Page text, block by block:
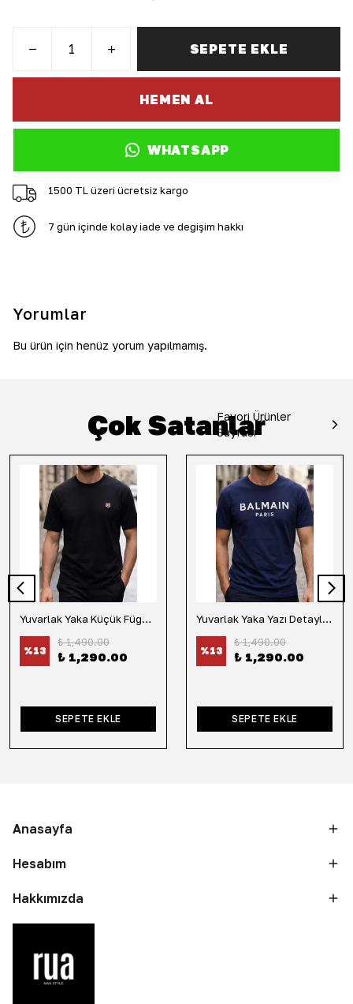
SEPETE EKLE
HEMEN AL
WHATSAPP
1500 TL üzeri ücretsiz kargo
7 gün içinde kolay iade ve değişim hakkı
Yorumlar
Bu ürün için henüz yorum yapılmamış.
Çok Satanlar
Favori Ürünler
Sayfası
Yuvarlak Yaka Küçük Fügür Detaylı Tişört-Siyah
%13
₺ 1,490.00
₺ 1,290.00
SEPETE EKLE
Yuvarlak Yaka Yazı Detaylı Tişört-Lacivert
%13
₺ 1,490.00
₺ 1,290.00
SEPETE EKLE
Anasayfa
Hesabım
Hakkımızda